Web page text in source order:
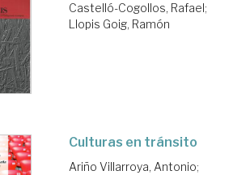
Castelló-Cogollos, Rafael;
Llopis Goig, Ramón
Culturas en tránsito
Ariño Villarroya, Antonio;